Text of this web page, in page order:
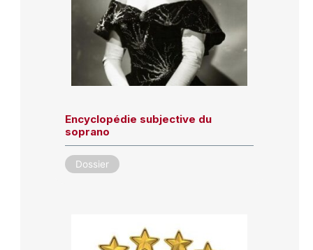
Encyclopédie subjective du
soprano
Dossier